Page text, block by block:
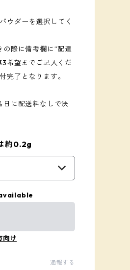
ウダーを選択してく
際に備考欄に”配達
希望までご記入くだ
完了となります。
に配送料なしで決
約0.2g
向け
通報する